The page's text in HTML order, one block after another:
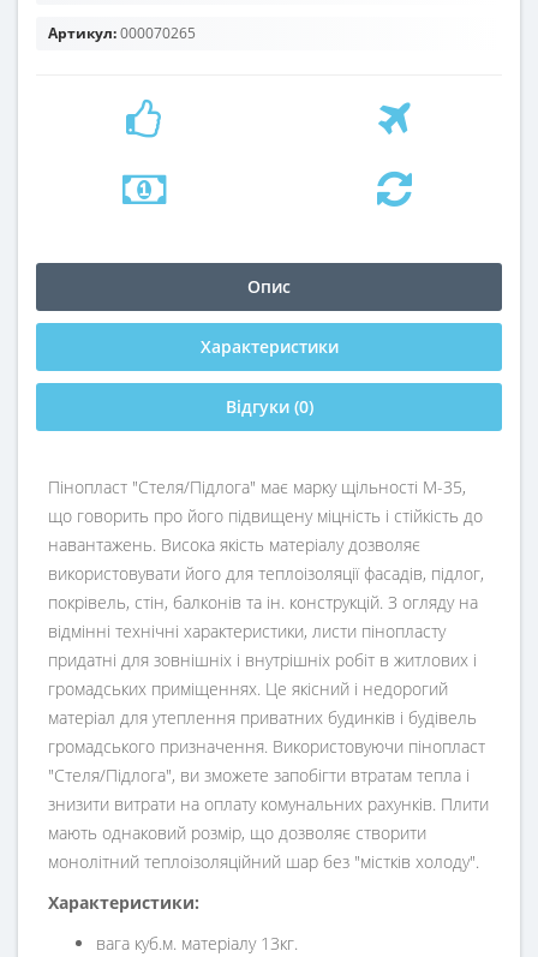
Артикул:000070265
Опис
Характеристики
Відгуки (0)
Пінопласт "Стеля/Підлога" має марку щільності М-35,
що говорить про його підвищену міцність і стійкість до
навантажень. Висока якість матеріалу дозволяє
використовувати його для теплоізоляції фасадів, підлог,
покрівель, стін, балконів та ін. конструкцій. З огляду на
відмінні технічні характеристики, листи пінопласту
придатні для зовнішніх і внутрішніх робіт в житлових і
громадських приміщеннях. Це якісний і недорогий
матеріал для утеплення приватних будинків і будівель
громадського призначення. Використовуючи пінопласт
"Стеля/Підлога", ви зможете запобігти втратам тепла і
знизити витрати на оплату комунальних рахунків. Плити
мають однаковий розмір, що дозволяє створити
монолітний теплоізоляційний шар без "містків холоду".
Характеристики:
вага куб.м. матеріалу 13кг.